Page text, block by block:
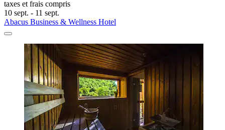
taxes et frais compris
10 sept. - 11 sept.
Abacus Business & Wellness Hotel